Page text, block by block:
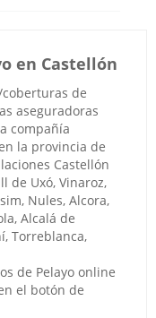
en Castellón
de
aseguradoras
compañía
la provincia de
Castellón
de Uxó, Vinaroz,
Nules, Alcora,
Alcalá de
Torreblanca,
de Pelayo online
el botón de